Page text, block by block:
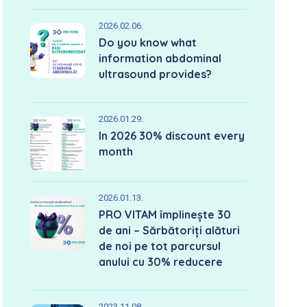
2026.02.06.
Do you know what
information abdominal
ultrasound provides?
2026.01.29.
In 2026 30% discount every
month
2026.01.13.
PRO VITAM împlinește 30
de ani – Sărbătoriți alături
de noi pe tot parcursul
anului cu 30% reducere